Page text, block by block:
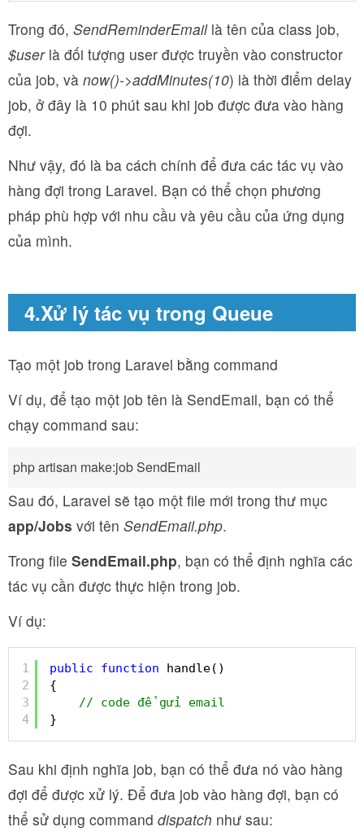
Trong đó, SendReminderEmail là tên của class job,
$userlà đối tượng user được truyền vào constructor
của job, và now()->addMinutes(10) là thời điểm delay
job, ở đây là 10 phút sau khi job được đưa vào hàng
đợi.
Như vậy, đó là ba cách chính để đưa các tác vụ vào
hàng đợi trong Laravel. Bạn có thể chọn phương
pháp phù hợp với nhu cầu và yêu cầu của ứng dụng
của mình.
4.Xử lý tác vụ trong Queue
Tạo một job trong Laravel bằng command
Ví dụ, để tạo một job tên là SendEmail, bạn có thể
chạy command sau:
Sau đó, Laravel sẽ tạo một file mới trong thư mục
app/Jobs với tên SendEmail.php.
Trong file SendEmail.php, bạn có thể định nghĩa các
tác vụ cần được thực hiện trong job.
Ví dụ:
1
2
3
4
public function
handle()
{
// code để gửi email
}
Sau khi định nghĩa job, bạn có thể đưa nó vào hàng
đợi để được xử lý. Để đưa job vào hàng đợi, bạn có
thể sử dụng command dispatch như sau: